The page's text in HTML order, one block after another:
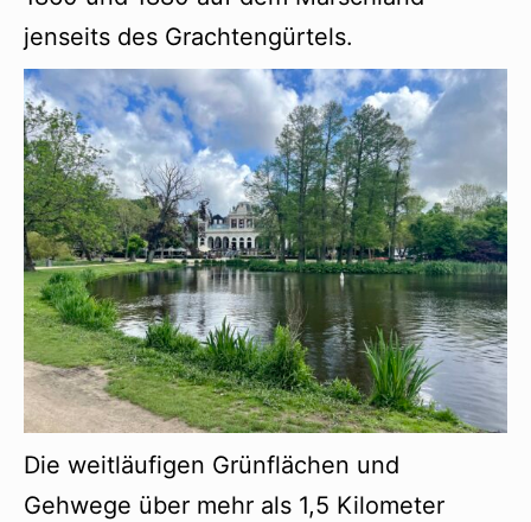
jenseits des Grachtengürtels.
Die weitläufigen Grünflächen und
Gehwege über mehr als 1,5 Kilometer